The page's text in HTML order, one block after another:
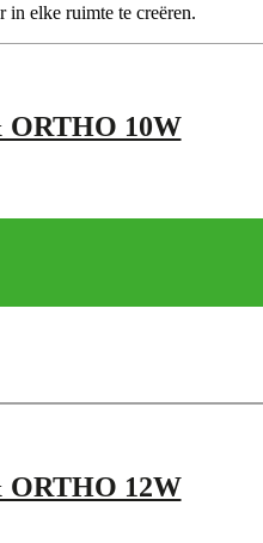
in elke ruimte te creëren.
ORTHO 10W
ORTHO 12W